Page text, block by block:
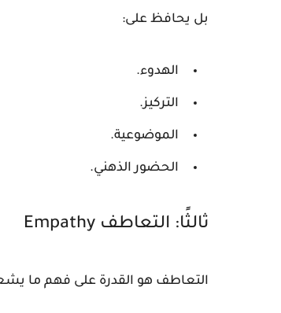
بل يحافظ على:
الهدوء.
التركيز.
الموضوعية.
الحضور الذهني.
ثالثًا: التعاطف Empathy
التعاطف هو القدرة على فهم ما